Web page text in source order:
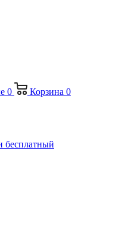
0 Корзина 0
бесплатный